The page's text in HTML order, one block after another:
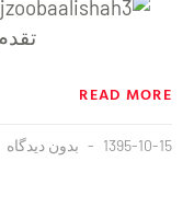
READ MORE
1395-10-15 بدون دیدگاه